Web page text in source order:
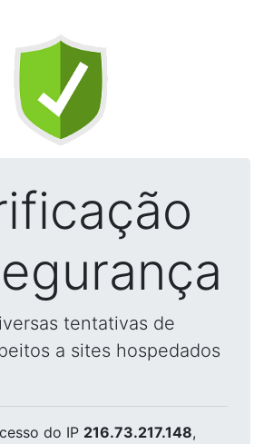
tentativas de
a sites hospedados
do IP 216.73.217.148,